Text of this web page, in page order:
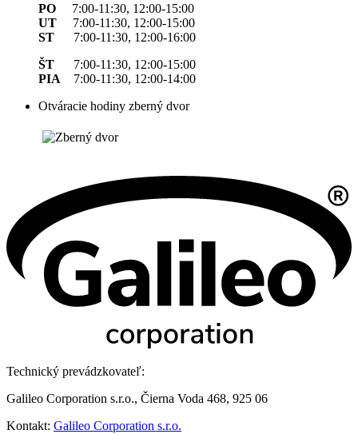
PO 7:00-11:30, 12:00-15:00
UT 7:00-11:30, 12:00-15:00
ST 7:00-11:30, 12:00-16:00
ŠT 7:00-11:30, 12:00-15:00
PIA 7:00-11:30, 12:00-14:00
Otváracie hodiny zberný dvor
Technický prevádzkovateľ:
Galileo Corporation s.r.o., Čierna Voda 468, 925 06
Kontakt: Galileo Corporation s.r.o.